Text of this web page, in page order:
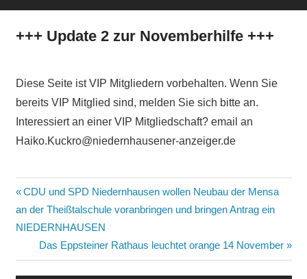
+++ Update 2 zur Novemberhilfe +++
Diese Seite ist VIP Mitgliedern vorbehalten. Wenn Sie
bereits VIP Mitglied sind, melden Sie sich bitte an.
Interessiert an einer VIP Mitgliedschaft? email an
Haiko.Kuckro@niedernhausener-anzeiger.de
Beitragsnavigation
Vorheriger
Beitrag:
CDU und SPD Niedernhausen wollen Neubau der Mensa
an der Theißtalschule voranbringen und bringen Antrag ein
NIEDERNHAUSEN
Nächster
Beitrag:
Das Eppsteiner Rathaus leuchtet orange 14 November